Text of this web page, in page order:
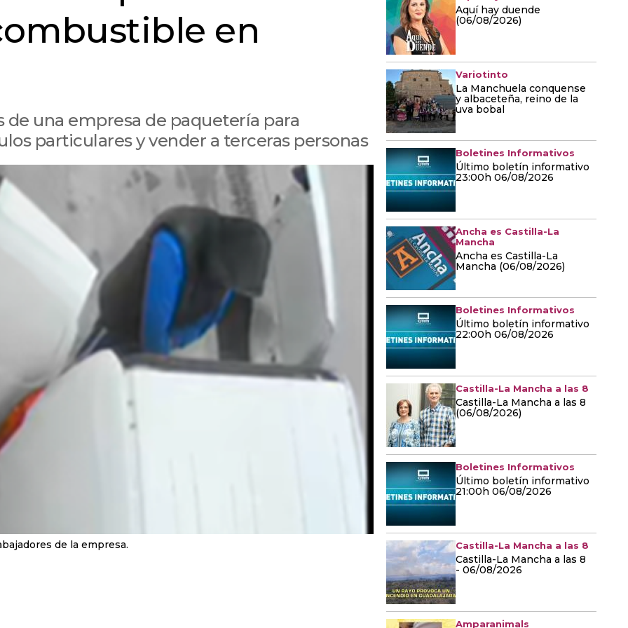
en
una empresa de paquetería para
particulares y vender a terceras personas
de la empresa.
Aquí hay duende
(06/08/2026)
Variotinto
La Manchuela conquense
y albaceteña, reino de la
uva bobal
Boletines Informativos
Último boletín informativo
23:00h 06/08/2026
Ancha es Castilla-La
Mancha
Ancha es Castilla-La
Mancha (06/08/2026)
Boletines Informativos
Último boletín informativo
22:00h 06/08/2026
Castilla-La Mancha a las 8
Castilla-La Mancha a las 8
(06/08/2026)
Boletines Informativos
Último boletín informativo
21:00h 06/08/2026
Castilla-La Mancha a las 8
Castilla-La Mancha a las 8
- 06/08/2026
Amparanimals